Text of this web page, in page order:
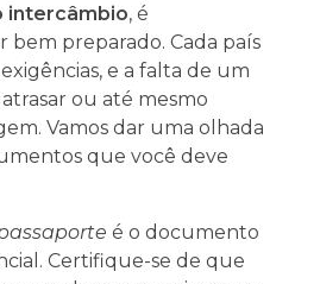
intercâmbio, é
preparado. Cada país
e a falta de um
ou até mesmo
Vamos dar uma olhada
que você deve
é o documento
Certifique-se de que